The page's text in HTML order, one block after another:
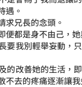
遇。
兄長的念頭。
都是身不由己，
要我別輕舉妄動，
的改善她的生活，
去的疼痛逐漸讓